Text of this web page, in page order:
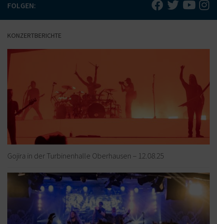
FOLGEN:
KONZERTBERICHTE
Gojira in der Turbinenhalle Oberhausen – 12.08.25